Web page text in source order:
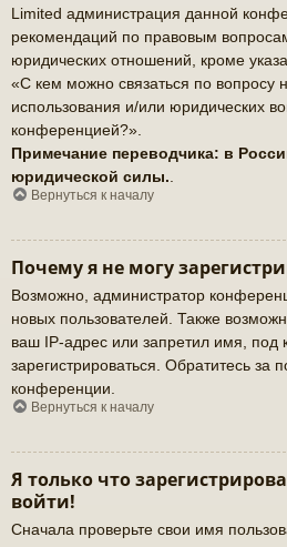
Limited администрация данной
рекомендаций по правовым
юридических отношений, кроме
«С кем можно связаться по вопросу
использования и/или юридических
конференцией?».
Примечание переводчика: в
юридической силы.
Вернуться к началу
Почему я не могу
Возможно, администратор
новых пользователей. Также
ваш IP-адрес или запретил имя, под
зарегистрироваться. Обратитесь
конференции.
Вернуться к началу
Я только что
войти!
Сначала проверьте свои имя